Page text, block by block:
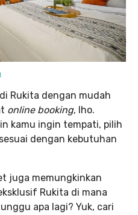
Rukita dengan mudah
online booking, lho.
kamu ingin tempati, pilih
dengan kebutuhan
juga memungkinkan
Rukita di mana
apa lagi? Yuk, cari